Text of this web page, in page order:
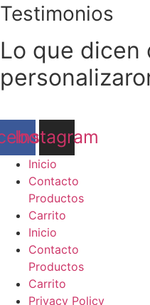
Testimonios
Lo que dicen
Instagram
Inicio
Contacto
Productos
Carrito
Inicio
Contacto
Productos
Carrito
Privacy Policy